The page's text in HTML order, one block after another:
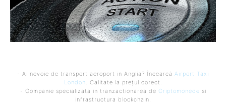
- Ai nevoie de transport aeroport in Anglia? Încearcă Airport Taxi
London. Calitate la prețul corect.
- Companie specializata in tranzactionarea de Criptomonede si
infrastructura blockchain.